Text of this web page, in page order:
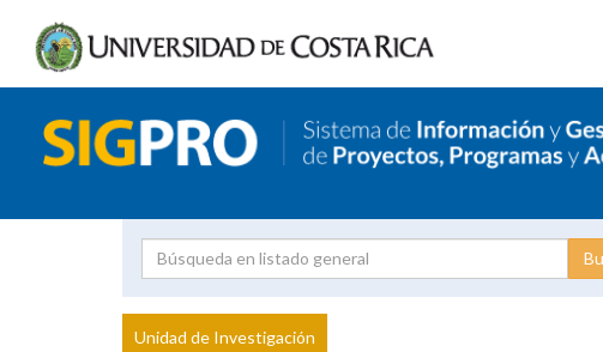
Proyecto
Investigador
Unidad de Investigación